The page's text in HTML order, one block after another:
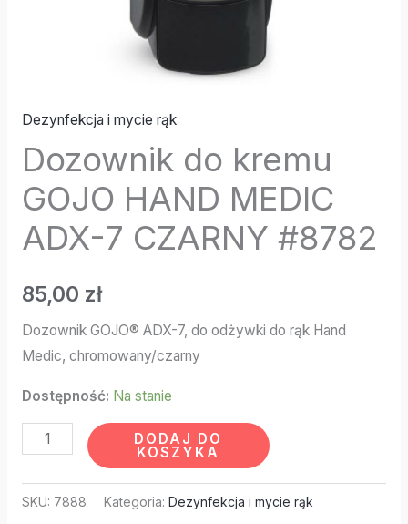
Dezynfekcja i mycie rąk
Dozownik do kremu
GOJO HAND MEDIC
ADX-7 CZARNY #8782
85,00 zł
Dozownik GOJO® ADX-7, do odżywki do rąk Hand
Medic, chromowany/czarny
Dostępność: Na stanie
DODAJ DO
KOSZYKA
SKU: 7888 Kategoria: Dezynfekcja i mycie rąk